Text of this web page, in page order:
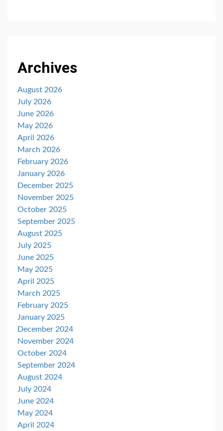
Archives
August 2026
July 2026
June 2026
May 2026
April 2026
March 2026
February 2026
January 2026
December 2025
November 2025
October 2025
September 2025
August 2025
July 2025
June 2025
May 2025
April 2025
March 2025
February 2025
January 2025
December 2024
November 2024
October 2024
September 2024
August 2024
July 2024
June 2024
May 2024
April 2024